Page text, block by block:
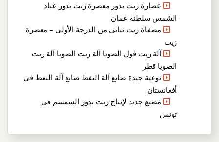
عصارة زيت بذور معصرة زيت بذور عباد
الشمس سلطنة عمان
مصفاة زيت نباتي من الدرجة الأولى – معصرة
زيت
آلة زيت فول الصويا آلة زيت الصويا آلة زيت
الصويا قطر
نوعية جيدة صانع آلة النفط صانع آلة النفط في
أفغانستان
مصنع جديد لإنتاج زيت بذور السمسم في
تونس